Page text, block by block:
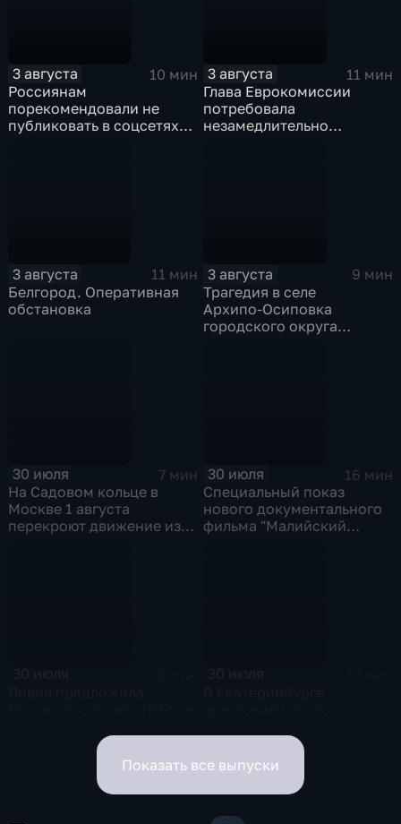
3 августа
10 мин
Россиянам
порекомендовали не
публиковать в соцсетях
3 августа
11 мин
Глава Еврокомиссии
потребовала
незамедлительно
3 августа
11 мин
Белгород. Оперативная
обстановка
3 августа
9 мин
Трагедия в селе
Архипо‑Осиповка
городского округа
30 июля
7 мин
На Садовом кольце в
Москве 1 августа
перекроют движение из-
30 июля
16 мин
Специальный показ
нового документального
фильма "Малийский
избиении ученого РАН
Никиты Зезина, после
которого он скончался
Показать все выпуски